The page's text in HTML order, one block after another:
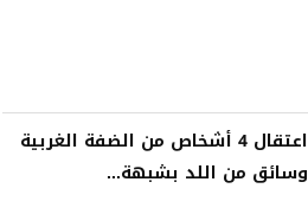
اعتقال 4 أشخاص من الضفة الغربية
وسائق من اللد بشبهة...